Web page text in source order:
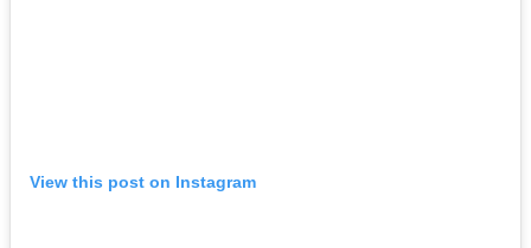
View this post on Instagram